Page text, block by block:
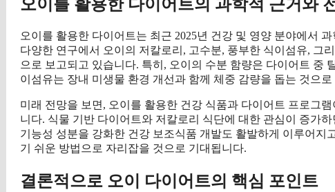
오이를 활용한 다이어트의 과학적 근거와
오이를 활용한 다이어트는 최근 2025년 건강 및 영양 분야에서
다양한 연구에서 오이의 저칼로리, 고수분, 풍부한 식이섬유, 그
으로 보고되고 있습니다. 특히, 오이의 수분 함량은 다이어트 중
이섬유는 장내 미생물 환경 개선과 함께 체중 감량을 돕는 것으
미래 전망을 보면, 오이를 활용한 건강 식품과 다이어트 프로그
니다. 식물 기반 다이어트와 저칼로리 식단에 대한 관심이 증가
기능성 성분을 강화한 건강 보조식품 개발도 활발하게 이루어
기 쉬운 방법으로 자리잡을 것으로 기대됩니다.
결론적으로 오이 다이어트의 핵심 포인트